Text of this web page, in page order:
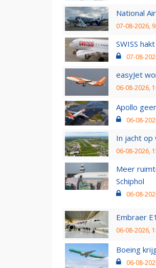
National
07-08-2026,
SWISS
07-08-
easyJet
06-08-2026,
Apollo
06-08-
In jacht op
06-08-2026,
Meer
Schiphol
06-08-
Embraer
06-08-2026,
Boeing
06-08-